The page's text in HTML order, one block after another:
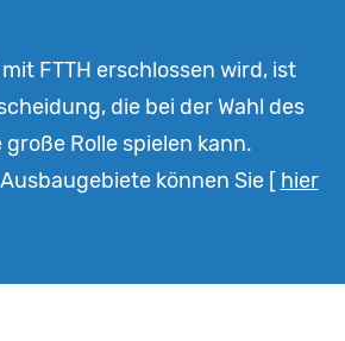
FTTH erschlossen wird, ist
die bei der Wahl des
Rolle spielen kann.
können Sie [ hier